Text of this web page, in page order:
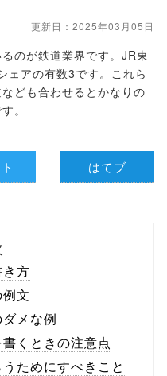
更新日：2025年03月05日
のが鉄道業界です。JR東
ェアの有数3です。これら
ども合わせるとかなりの
。
はてブ
方
文
メな例
くときの注意点
ためにすべきこと